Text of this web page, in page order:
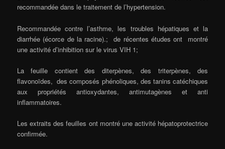
recommandée dans le traitement de l’hypertension.
Recommandée contre l’asthme, les troubles hépatiques et la
diarrhée (écorce de la racine).; de récentes études ont montré
une activité d’inhibition sur le virus VIH 1;
La feuille contient des diterpènes, des triterpènes, des
flavonoïdes, des composés phénoliques, des tanins catéchiques
aux propriétés antioxydantes, antimutagènes et anti
inflammatoires.
Les extraits des feuilles ont montré une activité hépatoprotectrice
confirmée.